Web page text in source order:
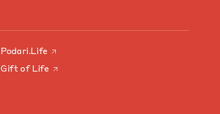
Podari.Life
Gift of Life